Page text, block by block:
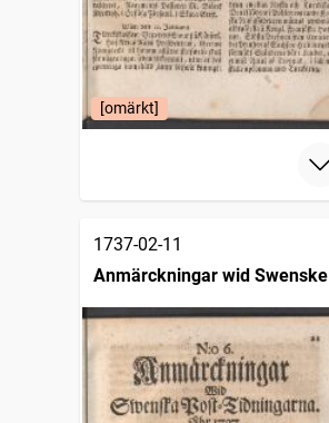
[omärkt]
1737-02-11
Anmärckningar wid Swenske